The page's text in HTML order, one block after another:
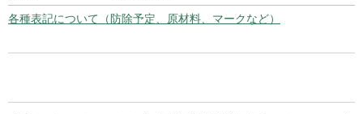
各種表記について（防除予定、原材料、マークなど）